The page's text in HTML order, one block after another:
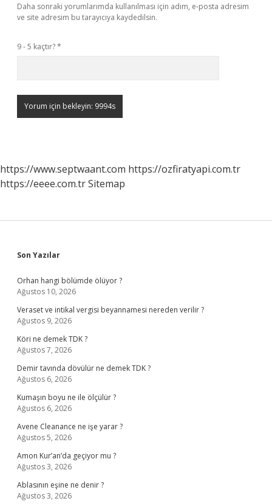
Daha sonraki yorumlarımda kullanılması için adım, e-posta adresim
ve site adresim bu tarayıcıya kaydedilsin.
9 - 5 kaçtır?*
https://www.septwaant.com https://ozfiratyapi.com.tr
https://eeee.com.trSitemap
Sidebar
Son Yazılar
Orhan hangi bölümde ölüyor ?
Ağustos 10, 2026
Veraset ve intikal vergisi beyannamesi nereden verilir ?
Ağustos 9, 2026
Köri ne demek TDK ?
Ağustos 7, 2026
Demir tavında dövülür ne demek TDK ?
Ağustos 6, 2026
Kumaşın boyu ne ile ölçülür ?
Ağustos 6, 2026
Avene Cleanance ne işe yarar ?
Ağustos 5, 2026
Amon Kur’an’da geçiyor mu ?
Ağustos 3, 2026
Ablasının eşine ne denir ?
Ağustos 3, 2026